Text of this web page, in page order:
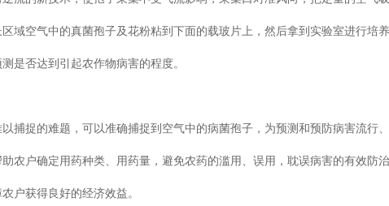
区域空气中的真菌孢子及花粉粘到下面的载玻片上，然后拿到实验室进行培
测是否达到引起农作物病害的程度。
捉的难题，可以准确捕捉到空气中的病菌孢子，为预测和预防病害流行
确定用药种类、用药量，避免农药的滥用、误用，耽误病害的有效防治
户获得良好的经济效益。